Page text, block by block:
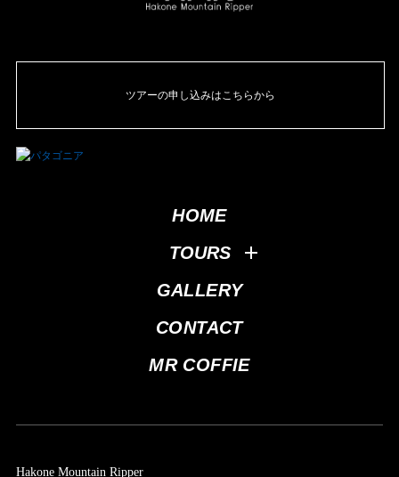
ツアーの申し込みはこちらから
HOME
TOURS
GALLERY
CONTACT
MR COFFIE
Hakone Mountain Ripper